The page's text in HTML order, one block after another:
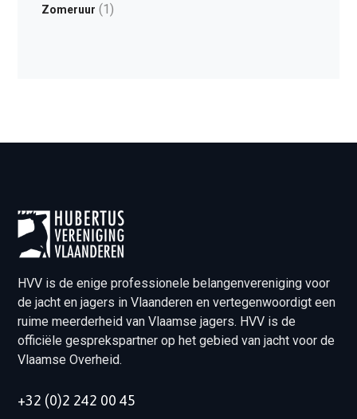
Zomeruur (1)
HVV is de enige professionele belangenvereniging voor
de jacht en jagers in Vlaanderen en vertegenwoordigt een
ruime meerderheid van Vlaamse jagers. HVV is de
officiële gesprekspartner op het gebied van jacht voor de
Vlaamse Overheid.
+32 (0)2 242 00 45